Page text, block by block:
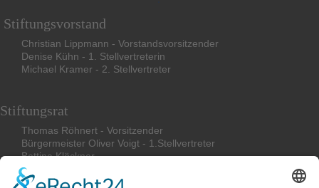
Stiftungsvorstand
Christian Lippmann - Vorstandsvorsitzender
Denise Kühn - 1. Stellvertreterin
Michael Kramer - 2. Stellvertreter
Stiftungsrat
Thomas Röhnert - Vorsitzender
Bürgermeister Oliver Voigt - 1.Stellvertreter
BettinaKlöckner
Friederike Böcher
Stephan Magirius